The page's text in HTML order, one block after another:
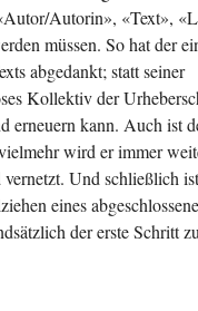
Autorin», «Text»,
müssen. So hat der
abgedankt; statt seiner
Kollektiv der
erneuern kann. Auch ist
wird er immer
Und schließlich
eines
der erste Schritt